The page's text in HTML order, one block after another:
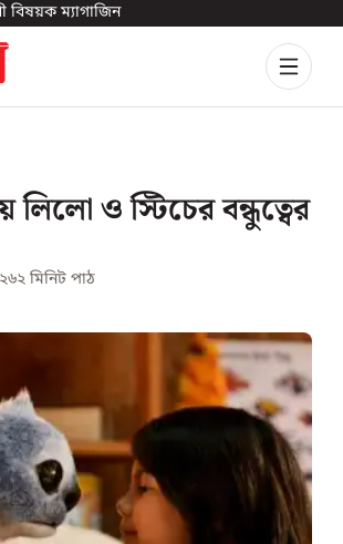
বিষয়ক ম্যাগাজিন
লিলো ও স্টিচের বন্ধুত্বের
২ মিনিট পাঠ